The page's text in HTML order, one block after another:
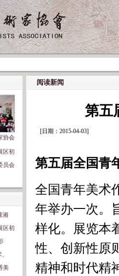
协会
区初
员会
湘
区初
美
阅读新闻
第五
[日期：2015-04-03]
第五届全国青
全国青年美术
年举办一次。
样化。展览本
性、创新性原
精神和时代精